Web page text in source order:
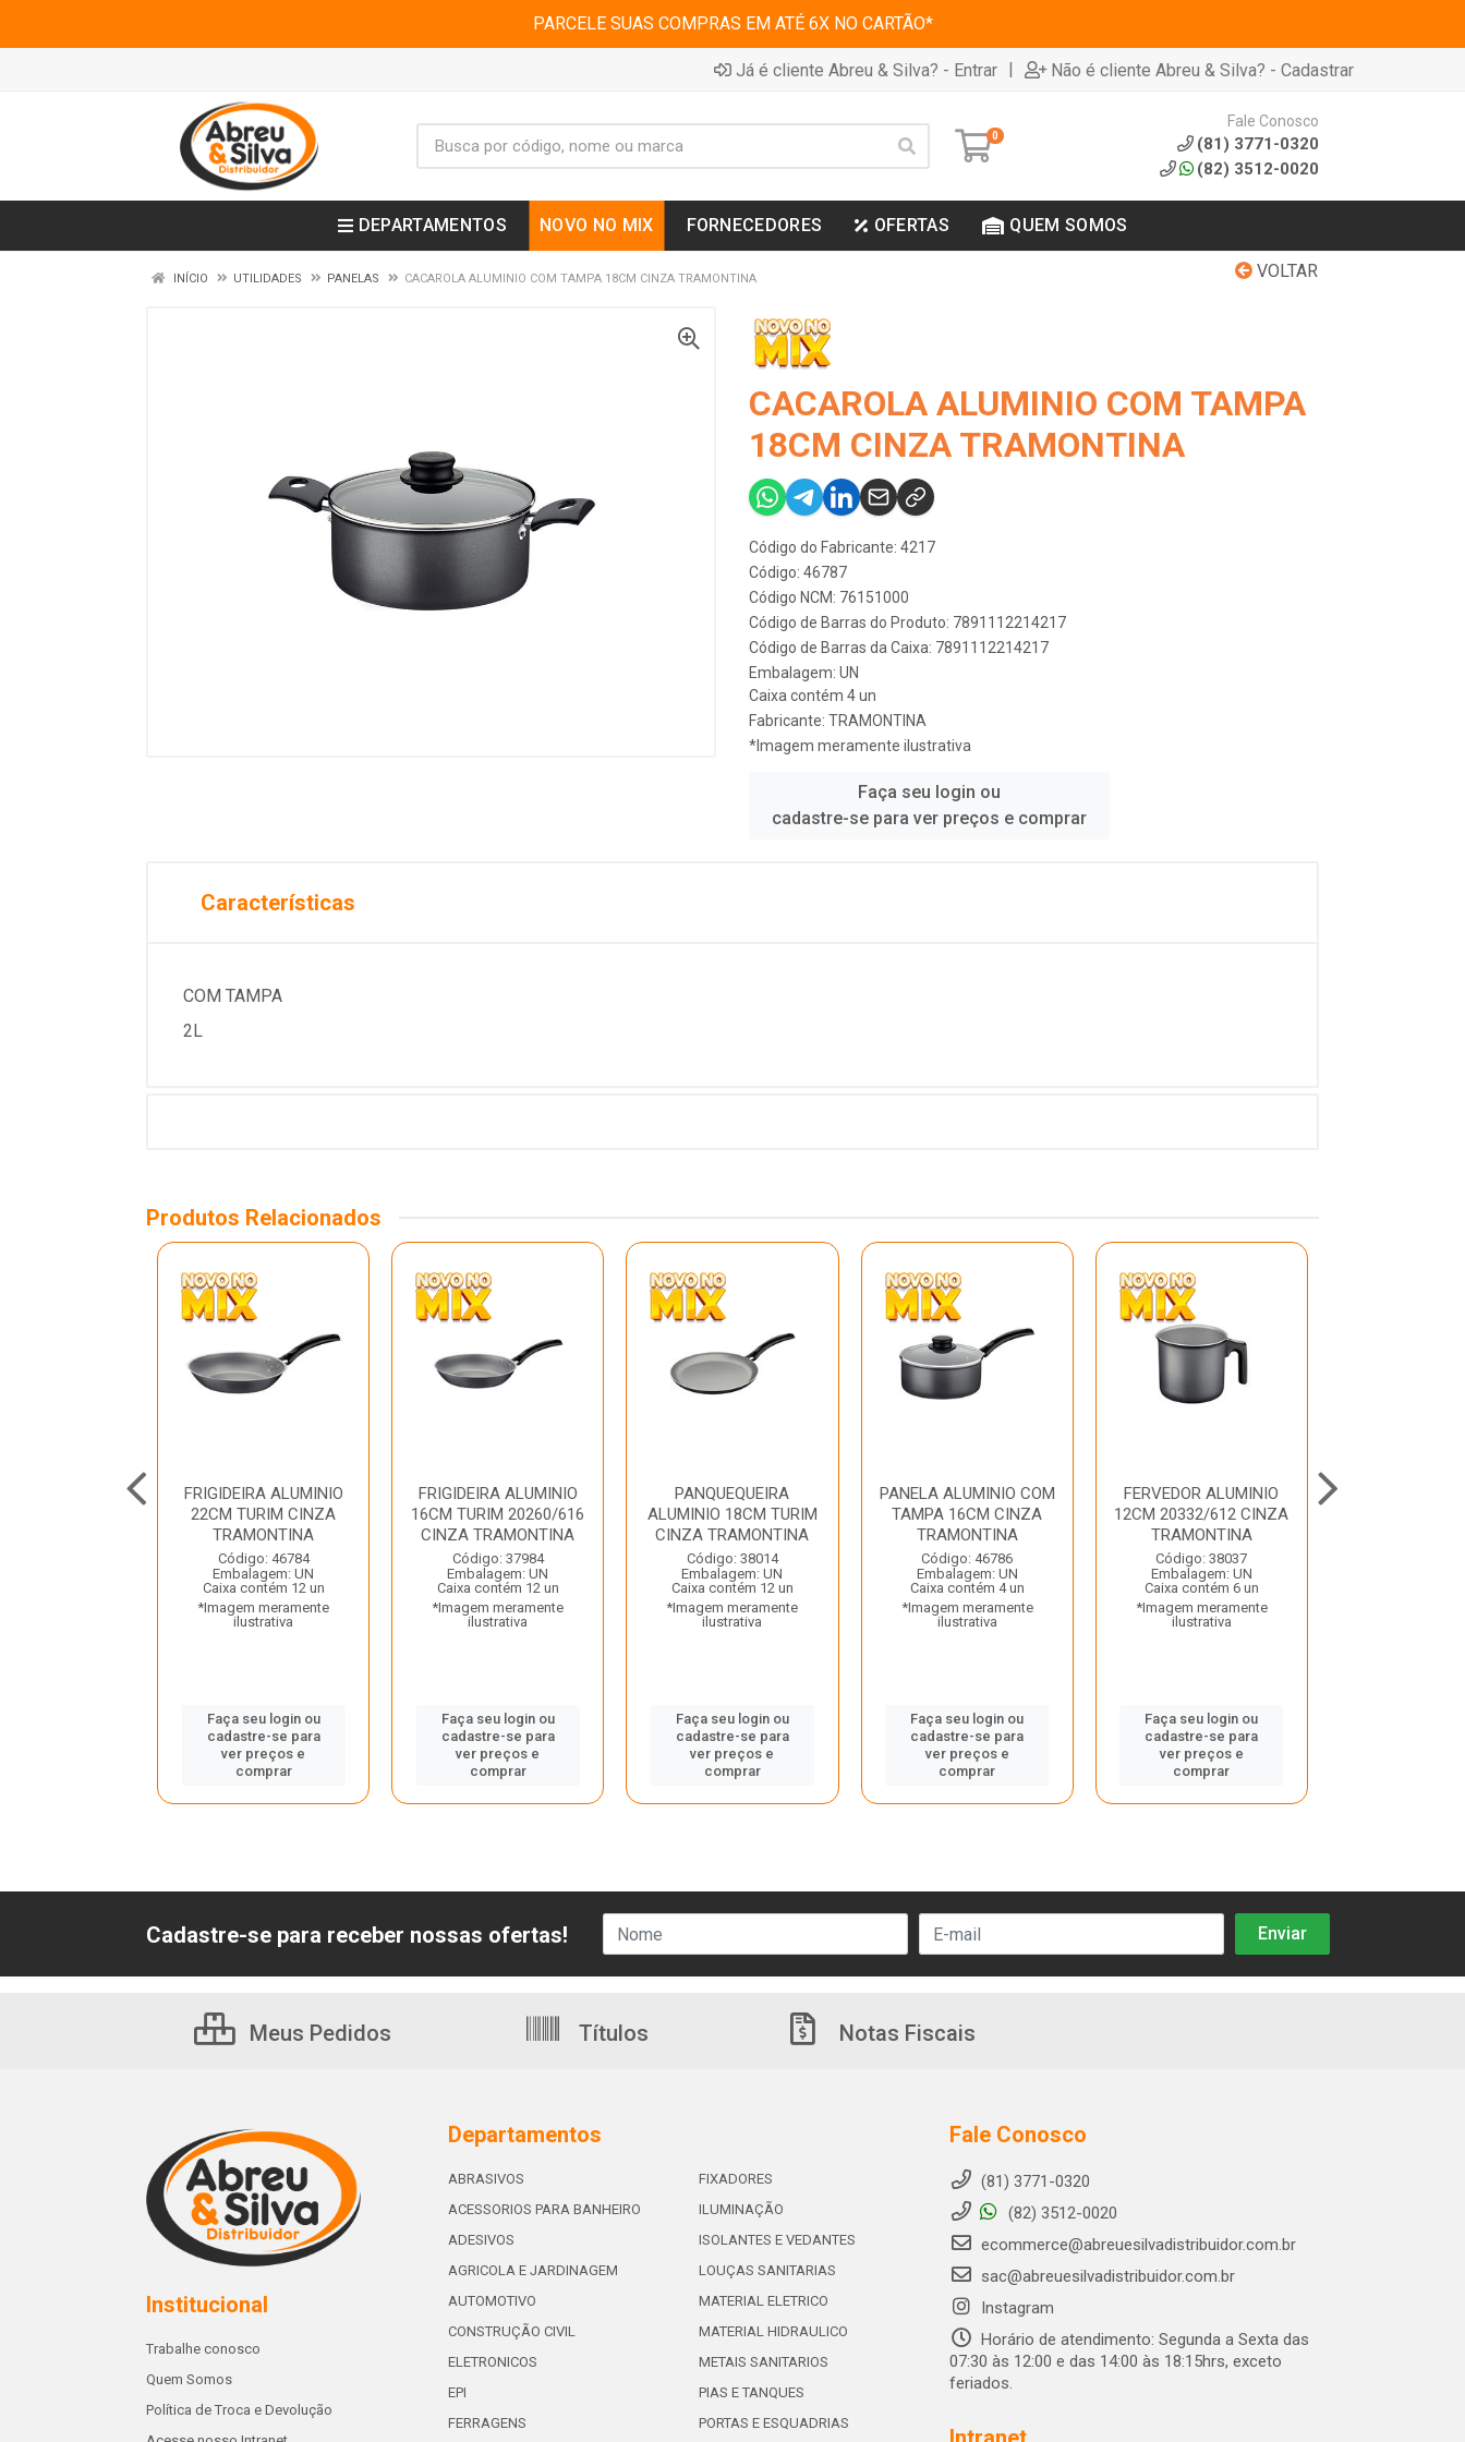
PARCELE SUAS COMPRAS EM ATÉ 6X NO CARTÃO*
Já é cliente Abreu & Silva? - Entrar | Não é cliente Abreu & Silva? - Cadastrar
0
Fale Conosco
(81) 3771-0320
(82) 3512-0020
DEPARTAMENTOS NOVO NO MIX FORNECEDORES OFERTAS QUEM SOMOS
VOLTAR
INÍCIO UTILIDADES PANELAS CACAROLA ALUMINIO COM TAMPA 18CM CINZA TRAMONTINA
CACAROLA ALUMINIO COM TAMPA
18CM CINZA TRAMONTINA
Código do Fabricante: 4217
Código: 46787
Código NCM: 76151000
Código de Barras do Produto: 7891112214217
Código de Barras da Caixa: 7891112214217
Embalagem: UN
Caixa contém 4 un
Fabricante: TRAMONTINA
*Imagem meramente ilustrativa
Faça seu login ou
cadastre-se para ver preços e comprar
Características
COM TAMPA
2L
Produtos Relacionados
FRIGIDEIRA ALUMINIO
22CM TURIM CINZA
TRAMONTINA
Código: 46784
Embalagem: UN
Caixa contém 12 un
*Imagem meramente
ilustrativa
Faça seu login ou
cadastre-se para
ver preços e
comprar
FRIGIDEIRA ALUMINIO
16CM TURIM 20260/616
CINZA TRAMONTINA
Código: 37984
Embalagem: UN
Caixa contém 12 un
*Imagem meramente
ilustrativa
Faça seu login ou
cadastre-se para
ver preços e
comprar
PANQUEQUEIRA
ALUMINIO 18CM TURIM
CINZA TRAMONTINA
Código: 38014
Embalagem: UN
Caixa contém 12 un
*Imagem meramente
ilustrativa
Faça seu login ou
cadastre-se para
ver preços e
comprar
PANELA ALUMINIO COM
TAMPA 16CM CINZA
TRAMONTINA
Código: 46786
Embalagem: UN
Caixa contém 4 un
*Imagem meramente
ilustrativa
Faça seu login ou
cadastre-se para
ver preços e
comprar
FERVEDOR ALUMINIO
12CM 20332/612 CINZA
TRAMONTINA
Código: 38037
Embalagem: UN
Caixa contém 6 un
*Imagem meramente
ilustrativa
Faça seu login ou
cadastre-se para
ver preços e
comprar
Cadastre-se para receber nossas ofertas!
Meus Pedidos Títulos Notas Fiscais
Institucional
Trabalhe conosco
Quem Somos
Política de Troca e Devolução
Departamentos
ABRASIVOS
ACESSORIOS PARA BANHEIRO
ADESIVOS
AGRICOLA E JARDINAGEM
AUTOMOTIVO
CONSTRUÇÃO CIVIL
ELETRONICOS
EPI
FERRAGENS
FIXADORES
ILUMINAÇÃO
ISOLANTES E VEDANTES
LOUÇAS SANITARIAS
MATERIAL ELETRICO
MATERIAL HIDRAULICO
METAIS SANITARIOS
PIAS E TANQUES
PORTAS E ESQUADRIAS
Fale Conosco
(81) 3771-0320
(82) 3512-0020
ecommerce@abreuesilvadistribuidor.com.br
sac@abreuesilvadistribuidor.com.br
Instagram
Horário de atendimento: Segunda a Sexta das
07:30 às 12:00 e das 14:00 às 18:15hrs, exceto
feriados.